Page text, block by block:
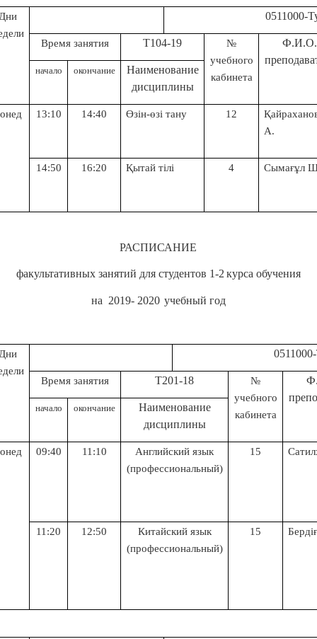
0511000-Туризм
Время занятия Т104-19
№
учебного
кабинета
Ф.И.О.
начало окончание Наименование
дисциплины
13:10 14:40 Өзін-өзі тану 12
А.
14:50 16:20 Қытай тілі 4 Сымағұл
РАСПИСАНИЕ
факультативных занятий для студентов 1-2 курса обучения
на 2019- 2020 учебный год
0511000-Туризм
Время занятия Т201-18
№
учебного
кабинета
начало окончание Наименование
дисциплины
09:40 11:10
Английский язык
(профессиональный)
15
11:20 12:50
Китайский язык
(профессиональный)
15